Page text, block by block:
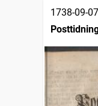
1738-09-07